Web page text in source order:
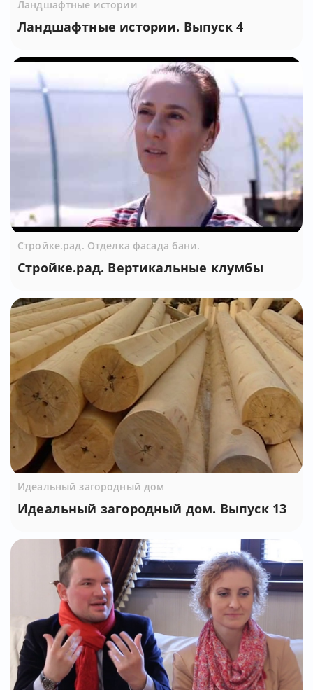
Ландшафтные истории
Ландшафтные истории. Выпуск 4
Стройке.рад. Отделка фасада бани.
Стройке.рад. Вертикальные клумбы
Идеальный загородный дом
Идеальный загородный дом. Выпуск 13